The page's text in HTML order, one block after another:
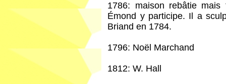
1786: maison rebâtie
Émond y participe. Il a
Briand en 1784.
1796: Noël Marchand
1812: W. Hall